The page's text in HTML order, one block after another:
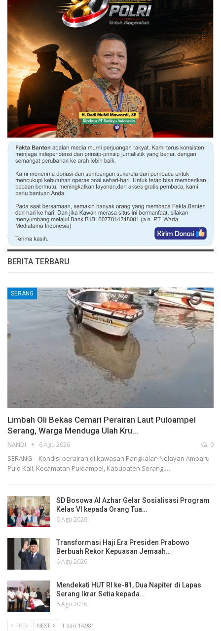
BERITA TERBARU
SERANG
Limbah Oli Bekas Cemari Perairan Laut Puloampel
Serang, Warga Menduga Ulah Kru…
NANDI 6 Agu 2026 0
SERANG – Kondisi perairan di kawasan Pangkalan Nelayan Ambaru
Pulo Kali, Kecamatan Puloampel, Kabupaten Serang,…
SD Bosowa Al Azhar Gelar Sosialisasi Program
Kelas VI kepada Orang Tua…
6 Agu 2026
Transformasi Haji Era Presiden Prabowo
Berbuah Rekor Kepuasan Jemaah…
6 Agu 2026
Mendekati HUT RI ke-81, Dua Napiter di Lapas
Serang Ikrar Setia kepada…
6 Agu 2026
PREV NEXT 1 dari 14,981